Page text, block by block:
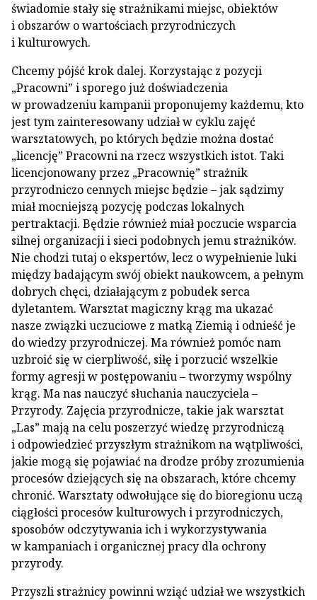
świadomie stały się strażnikami miejsc, obiektów
i obszarów o wartościach przyrodniczych
i kulturowych.
Chcemy pójść krok dalej. Korzystając z pozycji
„Pracowni” i sporego już doświadczenia
w prowadzeniu kampanii proponujemy każdemu, kto
jest tym zainteresowany udział w cyklu zajęć
warsztatowych, po których będzie można dostać
„licencję” Pracowni na rzecz wszystkich istot. Taki
licencjonowany przez „Pracownię” strażnik
przyrodniczo cennych miejsc będzie – jak sądzimy
miał mocniejszą pozycję podczas lokalnych
pertraktacji. Będzie również miał poczucie wsparcia
silnej organizacji i sieci podobnych jemu strażników.
Nie chodzi tutaj o ekspertów, lecz o wypełnienie luki
między badającym swój obiekt naukowcem, a pełnym
dobrych chęci, działającym z pobudek serca
dyletantem. Warsztat magiczny krąg ma ukazać
nasze związki uczuciowe z matką Ziemią i odnieść je
do wiedzy przyrodniczej. Ma również pomóc nam
uzbroić się w cierpliwość, siłę i porzucić wszelkie
formy agresji w postępowaniu – tworzymy wspólny
krąg. Ma nas nauczyć słuchania nauczyciela –
Przyrody. Zajęcia przyrodnicze, takie jak warsztat
„Las” mają na celu poszerzyć wiedzę przyrodniczą
i odpowiedzieć przyszłym strażnikom na wątpliwości,
jakie mogą się pojawiać na drodze próby zrozumienia
procesów dziejących się na obszarach, które chcemy
chronić. Warsztaty odwołujące się do bioregionu uczą
ciągłości procesów kulturowych i przyrodniczych,
sposobów odczytywania ich i wykorzystywania
w kampaniach i organicznej pracy dla ochrony
przyrody.
Przyszli strażnicy powinni wziąć udział we wszystkich